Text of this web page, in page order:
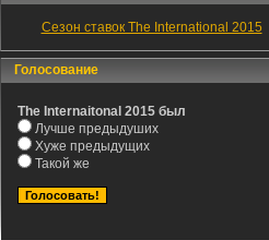
Сезон ставок The International 2015
Голосование
The Internaitonal 2015 был
Лучше предыдуших
Хуже предыдущих
Такой же